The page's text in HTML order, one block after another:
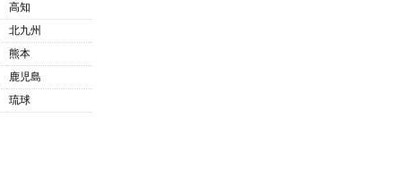
高知
北九州
熊本
鹿児島
琉球